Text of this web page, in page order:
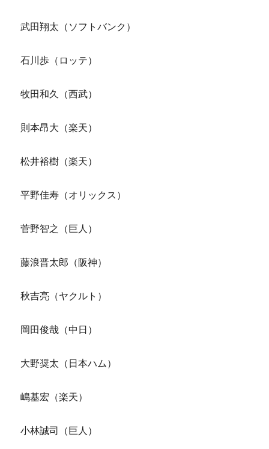
武田翔太（ソフトバンク）
石川歩（ロッテ）
牧田和久（西武）
則本昂大（楽天）
松井裕樹（楽天）
平野佳寿（オリックス）
菅野智之（巨人）
藤浪晋太郎（阪神）
秋吉亮（ヤクルト）
岡田俊哉（中日）
大野奨太（日本ハム）
嶋基宏（楽天）
小林誠司（巨人）